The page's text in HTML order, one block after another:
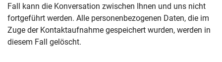
Fall kann die Konversation zwischen Ihnen und uns nicht
fortgeführt werden. Alle personenbezogenen Daten, die im
Zuge der Kontaktaufnahme gespeichert wurden, werden in
diesem Fall gelöscht.